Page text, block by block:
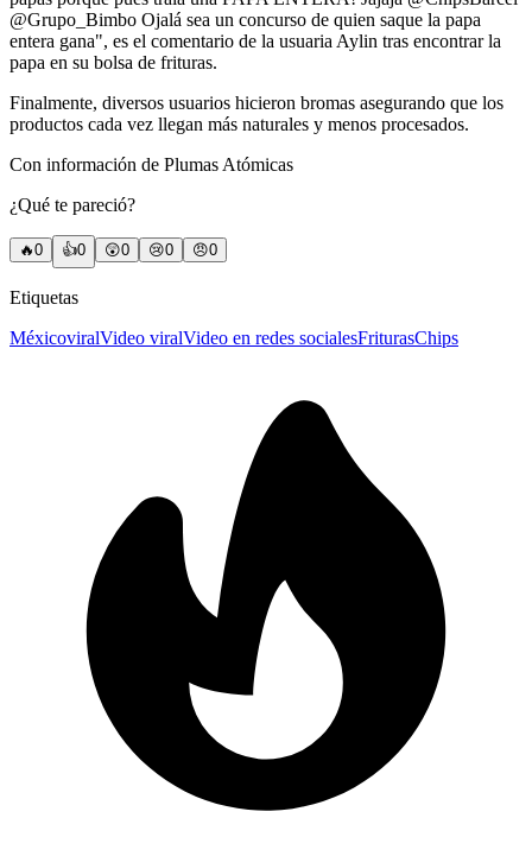
@Grupo_Bimbo Ojalá sea un concurso de quien saque la papa
entera gana", es el comentario de la usuaria Aylin tras encontrar la
papa en su bolsa de frituras.
Finalmente, diversos usuarios hicieron bromas asegurando que los
productos cada vez llegan más naturales y menos procesados.
Con información de Plumas Atómicas
¿Qué te pareció?
🔥0 👍0 😲0 😢0 😠0
Etiquetas
MéxicoviralVideo viralVideo en redes socialesFriturasChips